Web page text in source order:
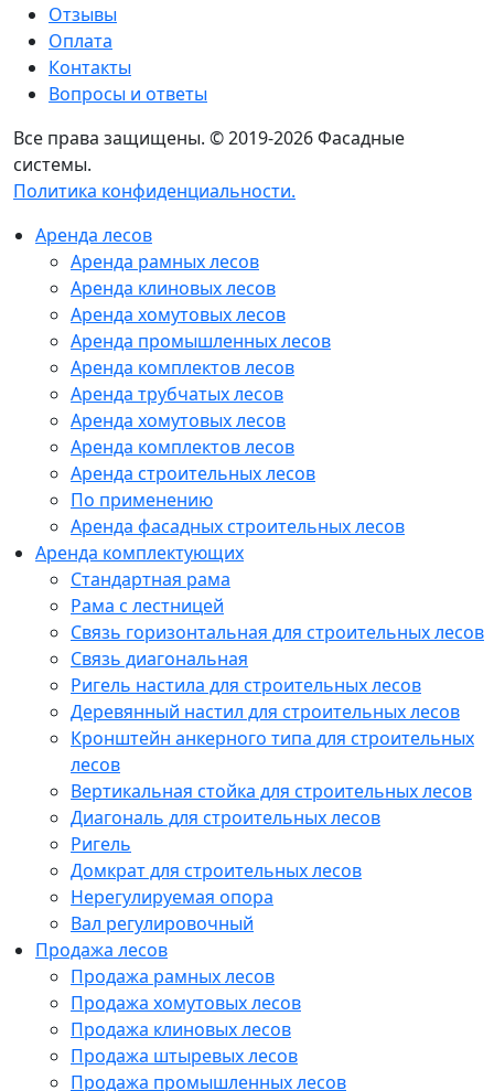
Отзывы
Оплата
Контакты
Вопросы и ответы
Все права защищены. © 2019-2026 Фасадные
системы.
Политика конфиденциальности.
Аренда лесов
Аренда рамных лесов
Аренда клиновых лесов
Аренда хомутовых лесов
Аренда промышленных лесов
Аренда комплектов лесов
Аренда трубчатых лесов
Аренда хомутовых лесов
Аренда комплектов лесов
Аренда строительных лесов
По применению
Аренда фасадных строительных лесов
Аренда комплектующих
Стандартная рама
Рама с лестницей
Связь горизонтальная для строительных лесов
Связь диагональная
Ригель настила для строительных лесов
Деревянный настил для строительных лесов
Кронштейн анкерного типа для строительных
лесов
Вертикальная стойка для строительных лесов
Диагональ для строительных лесов
Ригель
Домкрат для строительных лесов
Нерегулируемая опора
Вал регулировочный
Продажа лесов
Продажа рамных лесов
Продажа хомутовых лесов
Продажа клиновых лесов
Продажа штыревых лесов
Продажа промышленных лесов